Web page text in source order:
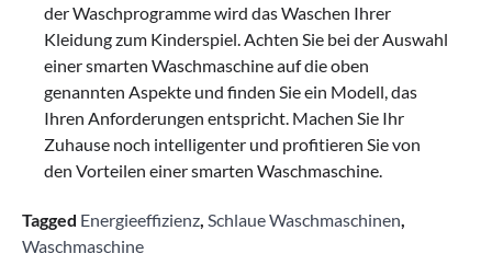
der Waschprogramme wird das Waschen Ihrer
Kleidung zum Kinderspiel. Achten Sie bei der Auswahl
einer smarten Waschmaschine auf die oben
genannten Aspekte und finden Sie ein Modell, das
Ihren Anforderungen entspricht. Machen Sie Ihr
Zuhause noch intelligenter und profitieren Sie von
den Vorteilen einer smarten Waschmaschine.
Tagged Energieeffizienz Schlaue Waschmaschinen
Waschmaschine